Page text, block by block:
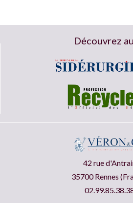
Découvrez
42 rue
35700 Rennes